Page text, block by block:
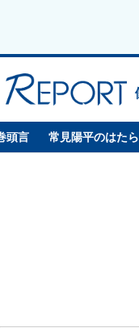
頭言 常見陽平のはた